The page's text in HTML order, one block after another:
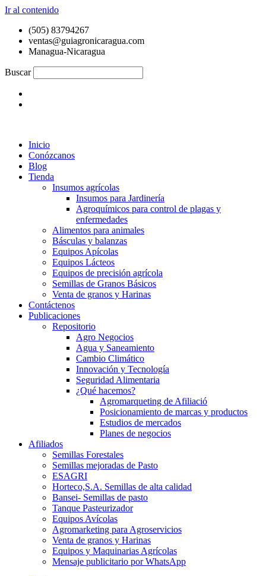
Ir al contenido
(505) 83794267
ventas@guiagronicaragua.com
Managua-Nicaragua
Buscar
Inicio
Conózcanos
Blog
Tienda
Insumos agrícolas
Insumos para Jardinería
Agroquímicos para control de plagas y
enfermedades
Alimentos para animales
Básculas y balanzas
Equipos Apícolas
Equipos Lácteos
Equipos de precisión agrícola
Semillas de Granos Básicos
Venta de granos y Harinas
Contáctenos
Publicaciones
Repositorio
Agro Negocios
Agua y Saneamiento
Cambio Climático
Innovación y Tecnología
Seguridad Alimentaria
¿Qué hacemos?
Agromarqueting de Afiliació
Posicionamiento de marcas y productos
Estudios de mercados
Planes de negocios
Afiliados
Semillas Forestales
Semillas mejoradas de Pasto
ESAGRI
Horteco,S.A. Semillas de alta calidad
Bansei- Semillas de pasto
Tanque Pasteurizador
Equipos Avícolas
Agromarketing para Agroservicios
Venta de granos y Harinas
Equipos y Maquinarias Agrícolas
Mensaje publicitario por WhatsApp